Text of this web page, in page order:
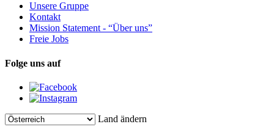
Unsere Gruppe
Kontakt
Mission Statement - “Über uns”
Freie Jobs
Folge uns auf
Land ändern